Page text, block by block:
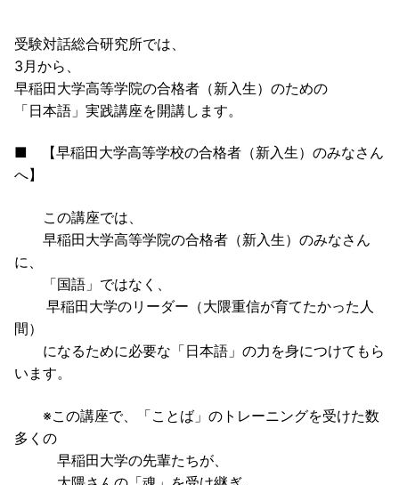
受験対話総合研究所では、
3月から、
早稲田大学高等学院の合格者（新入生）のための
「日本語」実践講座を開講します。
■ 【早稲田大学高等学校の合格者（新入生）のみなさん
へ】
この講座では、
早稲田大学高等学院の合格者（新入生）のみなさん
に、
「国語」ではなく、
早稲田大学のリーダー（大隈重信が育てたかった人
間）
になるために必要な「日本語」の力を身につけてもら
います。
※この講座で、「ことば」のトレーニングを受けた数
多くの
早稲田大学の先輩たちが、